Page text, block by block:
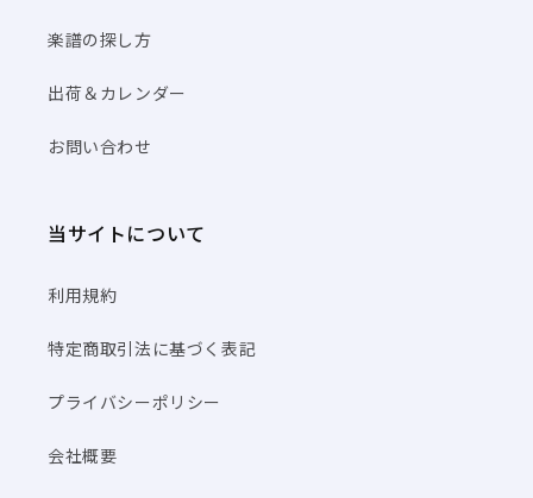
楽譜の探し方
出荷＆カレンダー
お問い合わせ
当サイトについて
利用規約
特定商取引法に基づく表記
プライバシーポリシー
会社概要